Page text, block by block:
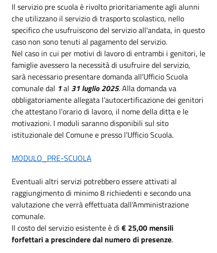
Il servizio pre scuola è rivolto prioritariamente agli alunni
che utilizzano il servizio di trasporto scolastico, nello
specifico che usufruiscono del servizio all'andata, in questo
caso non sono tenuti al pagamento del servizio.
Nel caso in cui per motivi di lavoro di entrambi i genitori, le
famiglie avessero la necessità di usufruire del servizio,
sarà necessario presentare domanda all’Ufficio Scuola
comunale dal 1al 31 luglio2025. Alla domanda va
obbligatoriamente allegata l’autocertificazione dei genitori
che attestano l’orario di lavoro, il nome della ditta e le
motivazioni. I moduli saranno disponibili sul sito
istituzionale del Comune e presso l’Ufficio Scuola.
MODULO_PRE-SCUOLA
Eventuali altri servizi potrebbero essere attivati al
raggiungimento di minimo 8 richiedenti e secondo una
valutazione che verrà effettuata dall’Amministrazione
comunale.
Il costo del servizio esistente è di € 25,00 mensili
forfettari a prescindere dal numero di presenze.